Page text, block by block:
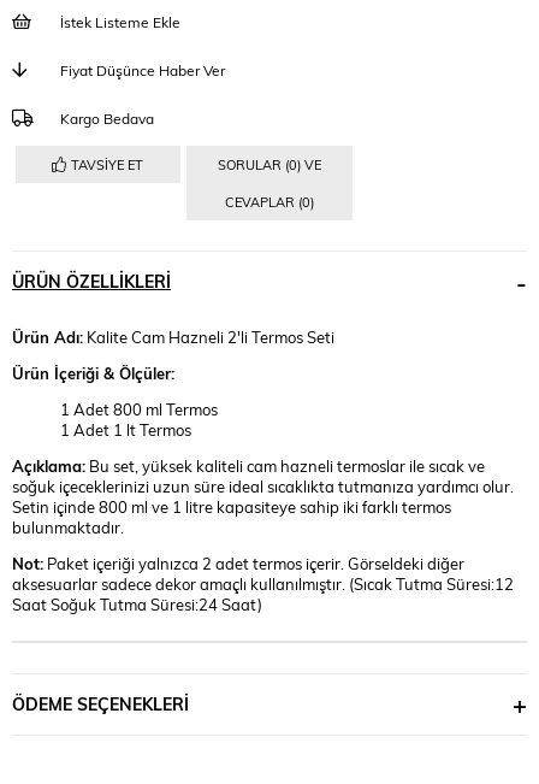
İstek Listeme Ekle
Fiyat Düşünce Haber Ver
Kargo Bedava
TAVSIYE ET SORULAR (0) VE
CEVAPLAR (0)
ÜRÜN ÖZELLIKLERI
Ürün Adı: Kalite Cam Hazneli 2'li Termos Seti
Ürün İçeriği & Ölçüler:
1 Adet 800 ml Termos
1 Adet 1 lt Termos
Açıklama: Bu set, yüksek kaliteli cam hazneli termoslar ile sıcak ve
soğuk içeceklerinizi uzun süre ideal sıcaklıkta tutmanıza yardımcı olur.
Setin içinde 800 ml ve 1 litre kapasiteye sahip iki farklı termos
bulunmaktadır.
Not: Paket içeriği yalnızca 2 adet termos içerir. Görseldeki diğer
aksesuarlar sadece dekor amaçlı kullanılmıştır. (Sıcak Tutma Süresi:12
Saat Soğuk Tutma Süresi:24 Saat)
ÖDEME SEÇENEKLERI